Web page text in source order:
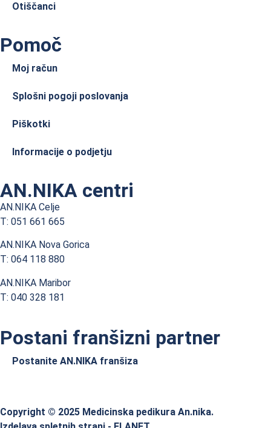
Otiščanci
Pomoč
Moj račun
Splošni pogoji poslovanja
Piškotki
Informacije o podjetju
AN.NIKA centri
AN.NIKA Celje
T: 051 661 665
AN.NIKA Nova Gorica
T: 064 118 880
AN.NIKA Maribor
T: 040 328 181
Postani franšizni partner
Postanite AN.NIKA franšiza
Copyright © 2025 Medicinska pedikura An.nika.